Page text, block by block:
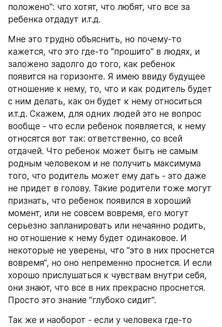
положено": что хотят, что любят, что все за
ребенка отдадут и.т.д.
Мне это трудно объяснить, но почему-то
кажется, что это где-то "прошито" в людях, и
заложено задолго до того, как ребенок
появится на горизонте. Я имею ввиду будущее
отношение к нему, то, что и как родитель будет
с ним делать, как он будет к нему относиться
и.т.д. Скажем, для одних людей это не вопрос
вообще - что если ребенок появляется, к нему
относятся вот так: ответственно, со всей
отдачей. Что ребенок может быть не самым
родным человеком и не получить максимума
того, что родитель может ему дать - это даже
не придет в голову. Такие родители тоже могут
признать, что ребенок появился в хороший
момент, или не совсем вовремя, его могут
серьезно запланировать или нечаянно родить,
но отношение к нему будет одинаковое. И
некоторые не уверены, что "это в них проснется
вовремя", но оно непременно проснется. И если
хорошо прислушаться к чувствам внутри себя,
они знают, что все в них прекрасно проснется.
Просто это знание "глубоко сидит".
Так же и наоборот - если у человека где-то